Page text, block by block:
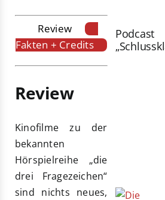
Review
Fakten + Credits
Review
Kinofilme zu der
bekannten
Hörspielreihe „die
drei Fragezeichen“
sind nichts neues,
Podcast